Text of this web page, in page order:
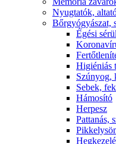
Nyugtatók,
Bőrgyógyászat,
É́gési
Higiéniás
Szúnyog,
Sebek,
Hámosító
Herpesz
Pattanás,